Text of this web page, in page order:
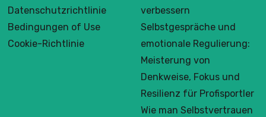
Datenschutzrichtlinie
Bedingungen of Use
Cookie-Richtlinie
verbessern
Selbstgespräche und
emotionale Regulierung:
Meisterung von
Denkweise, Fokus und
Resilienz für Profisportler
Wie man Selbstvertrauen